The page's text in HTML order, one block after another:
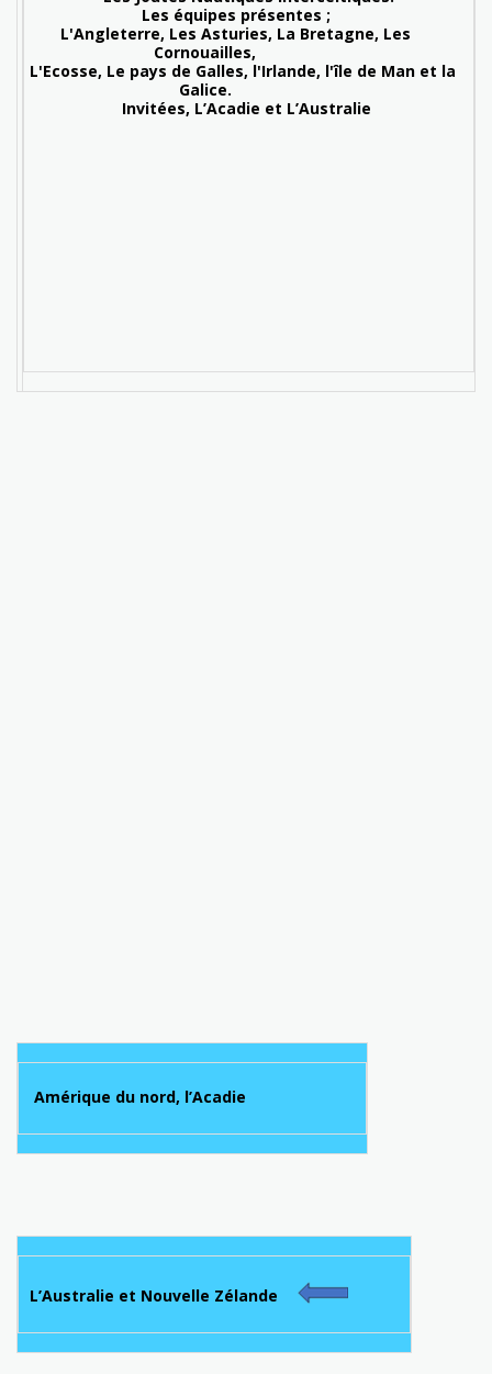
Les équipes présentes ;
L'Angleterre, Les Asturies, La Bretagne, Les
Cornouailles,
Le pays de Galles, l'Irlande, l'île de Man et la
Galice.
Invitées, L’Acadie et L’Australie
Amérique du nord, l’Acadie
L’Australie et Nouvelle Zélande